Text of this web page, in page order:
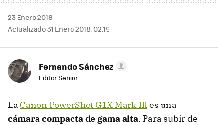
23 Enero 2018
Actualizado 31 Enero 2018, 02:19
Fernando Sánchez
Editor Senior
La Canon PowerShot G1X Mark IIIes una
cámara compacta de gama alta. Para subir de